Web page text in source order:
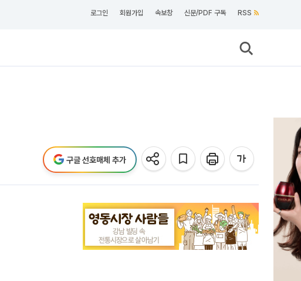
로그인 회원가입 속보창 신문/PDF 구독 RSS
구글 선호매체 추가